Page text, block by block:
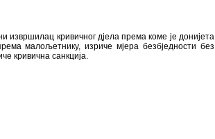
кривичног дјела према коме је донијета
малољетнику, изриче мјера безбједности без
кривична санкција.